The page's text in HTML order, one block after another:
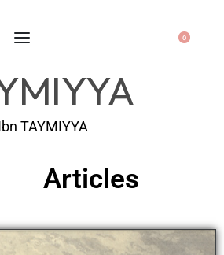
0
TAYMIYYA
Articles